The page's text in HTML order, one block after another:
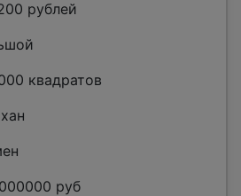
рублей
квадратов
руб